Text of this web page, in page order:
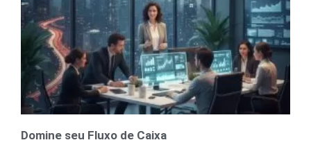
Domine seu Fluxo de Caixa